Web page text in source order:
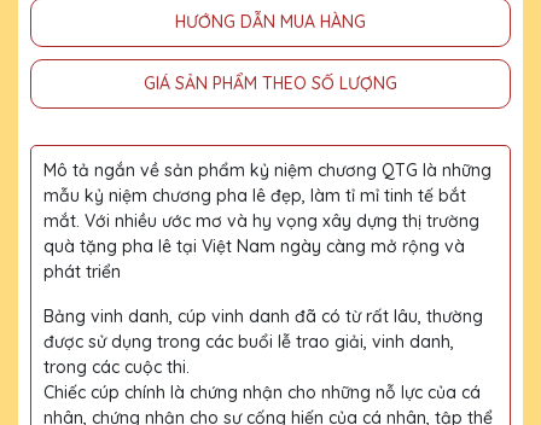
HƯỚNG DẪN MUA HÀNG
GIÁ SẢN PHẨM THEO SỐ LƯỢNG
Mô tả ngắn về sản phẩm kỷ niệm chương QTG là những
mẫu kỷ niệm chương pha lê đẹp, làm tỉ mỉ tinh tế bắt
mắt. Với nhiều ước mơ và hy vọng xây dựng thị trường
quà tặng pha lê tại Việt Nam ngày càng mở rộng và
phát triển
Bảng vinh danh, cúp vinh danh đã có từ rất lâu, thường
được sử dụng trong các buổi lễ trao giải, vinh danh,
trong các cuộc thi.
Chiếc cúp chính là chứng nhận cho những nỗ lực của cá
nhân, chứng nhận cho sự cống hiến của cá nhân, tập thể